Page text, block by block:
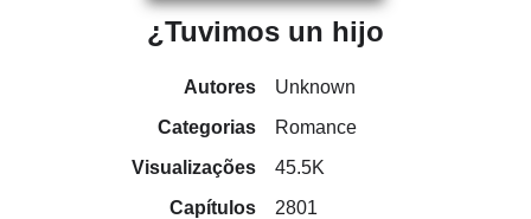
¿Tuvimos un hijo
Autores
Unknown
Categorias
Romance
Visualizações
45.5K
Capítulos
2801